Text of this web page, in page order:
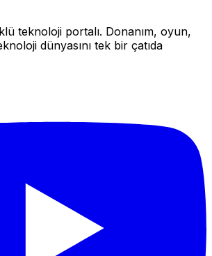
teknoloji portalı. Donanım, oyun,
dünyasını tek bir çatıda